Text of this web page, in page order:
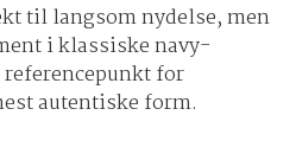
til langsom nydelse, men
i klassiske navy-
for
autentiske form.